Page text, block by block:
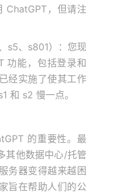
ChatGPT，但请注
s5、s801）：您现
功能，包括登录和
经实施了使其工作
和 s2 慢一点。
的重要性。最
其他数据中心/托管
务器变得越来越困
旨在帮助人们的公